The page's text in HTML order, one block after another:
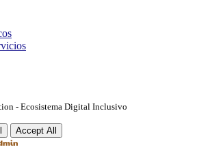
- Ecosistema Digital Inclusivo
Accept All